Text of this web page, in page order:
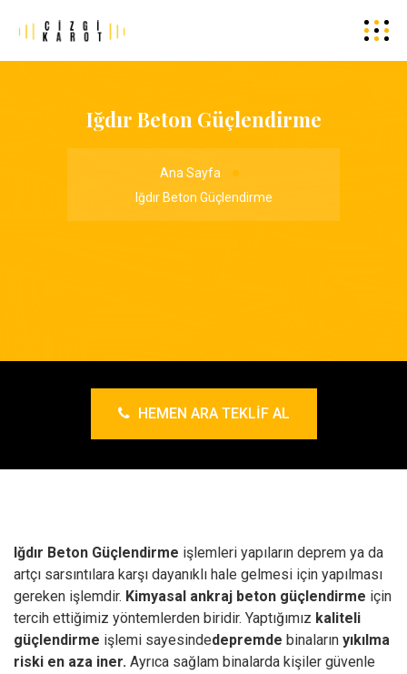
Iğdır Beton Güçlendirme
Ana Sayfa
Iğdır Beton Güçlendirme
HEMEN ARA TEKLIF AL
Iğdır Beton Güçlendirme işlemleri yapıların deprem ya da
artçı sarsıntılara karşı dayanıklı hale gelmesi için yapılması
gereken işlemdir. Kimyasal ankraj beton güçlendirme için
tercih ettiğimiz yöntemlerden biridir. Yaptığımız kaliteli
güçlendirme işlemi sayesindedepremde binaların yıkılma
riski en aza iner. Ayrıca sağlam binalarda kişiler güvenle